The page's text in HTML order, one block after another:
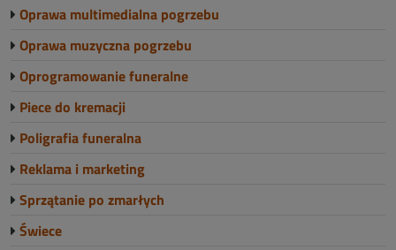
Oprawa multimedialna pogrzebu
Oprawa muzyczna pogrzebu
Oprogramowanie funeralne
Piece do kremacji
Poligrafia funeralna
Reklama i marketing
Sprzątanie po zmarłych
Świece